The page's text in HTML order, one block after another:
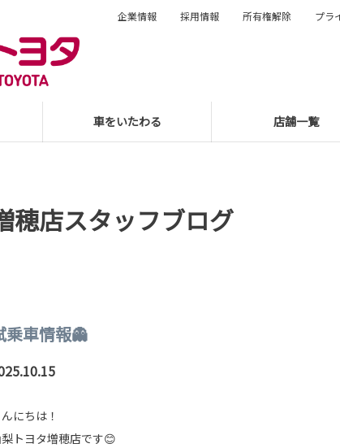
車をいたわる 店舗一覧
企業情報 採用情報 所有権解除 プラ
穂店スタッフブログ
乗車情報👻
にちは！
トヨタ増穂店です😊